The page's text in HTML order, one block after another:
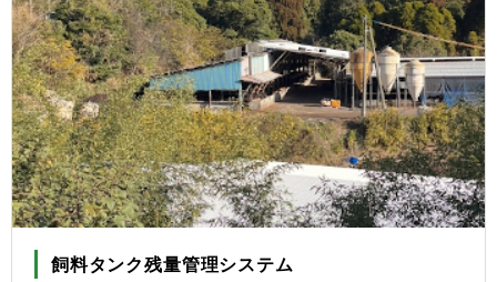
飼料タンク残量管理システム